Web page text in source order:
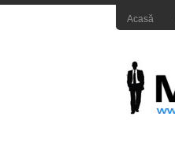
Acasă